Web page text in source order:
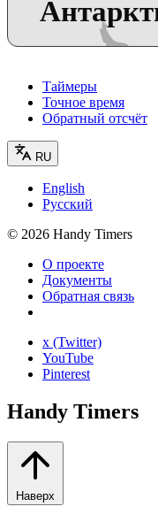
Таймеры
Точное время
Обратный отсчёт
RU
English
Русский
© 2026 Handy Timers
О проекте
Документы
Обратная связь
x (Twitter)
YouTube
Pinterest
Handy Timers
Наверх